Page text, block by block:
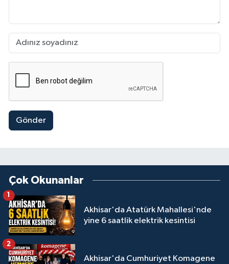
Gönder
Çok Okunanlar
Akhisar'da Atatürk Mahallesi'nde
yine 6 saatlik elektrik kesintisi
Akhisar'da Cumhuriyet Komagene
2